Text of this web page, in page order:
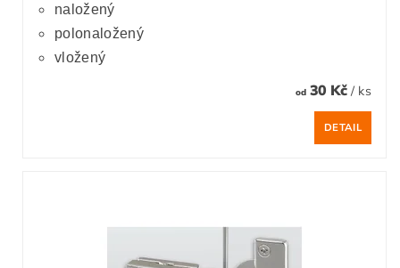
naložený
polonaložený
vložený
od30 Kč / ks
DETAIL